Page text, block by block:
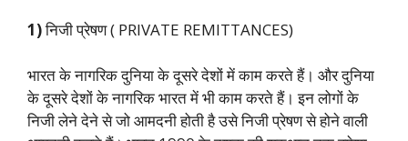
1)निजी प्रेषण ( PRIVATE REMITTANCES)
भारत के नागरिक दुनिया के दूसरे देशों में काम करते हैं। और दुनिया
के दूसरे देशों के नागरिक भारत में भी काम करते हैं। इन लोगों के
निजी लेने देने से जो आमदनी होती है उसे निजी प्रेषण से होने वाली